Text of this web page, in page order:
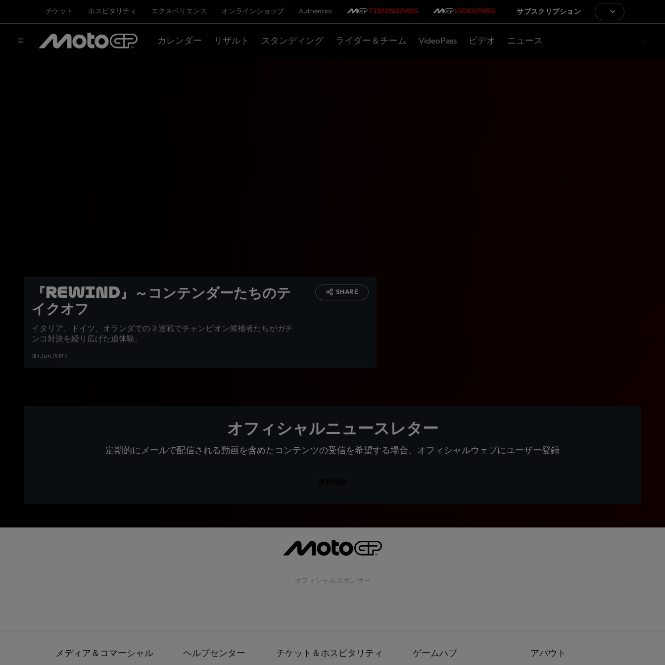
チケット ホスピタリティ エクスペリエンス オンラインショップ Authentics サブスクリプション
カレンダー リザルト スタンディング ライダー＆チーム VideoPass ビデオ ニュース
『REWIND』～コンテンダーたちのテ
イクオフ
イタリア、ドイツ、オランダでの３連戦でチャンピオン候補者たちがガチ
ンコ対決を繰り広げた追体験。
30 Jun 2023
SHARE
オフィシャルニュースレター
定期的にメールで配信される動画を含めたコンテンツの受信を希望する場合、オフィシャルウェブにユーザー登録
オフィシャルスポンサー
メディア＆コマーシャル ヘルプセンター チケット＆ホスピタリティ ゲームハブ アバウト